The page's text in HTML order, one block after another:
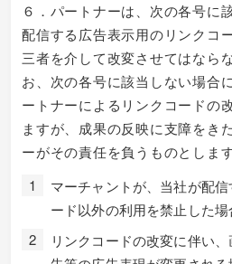
６．パートナーは、次の各号に
配信する広告表示用のリンクコ
三者を介して改変させてはなら
お、次の各号に該当しない場合
ートナーによるリンクコードの
ますが、成果の反映に支障をき
ーがその責任を負うものとします
マーチャントが、当社が配
ード以外の利用を禁止した場
リンクコードの改変に伴い